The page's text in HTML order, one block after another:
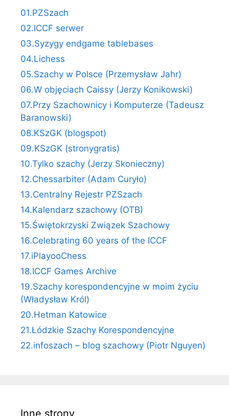
01.PZSzach
02.ICCF serwer
03.Syzygy endgame tablebases
04.Lichess
05.Szachy w Polsce (Przemysław Jahr)
06.W objęciach Caissy (Jerzy Konikowski)
07.Przy Szachownicy i Komputerze (Tadeusz
Baranowski)
08.KSzGK (blogspot)
09.KSzGK (stronygratis)
10.Tylko szachy (Jerzy Skonieczny)
12.Chessarbiter (Adam Curyło)
13.Centralny Rejestr PZSzach
14.Kalendarz szachowy (OTB)
15.Świętokrzyski Związek Szachowy
16.Celebrating 60 years of the ICCF
17.iPlayooChess
18.ICCF Games Archive
19.Szachy korespondencyjne w moim życiu
(Władysław Król)
20.Hetman Katowice
21.Łódzkie Szachy Korespondencyjne
22.infoszach – blog szachowy (Piotr Nguyen)
Inne strony